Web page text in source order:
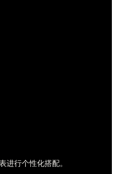
进行个性化搭配。